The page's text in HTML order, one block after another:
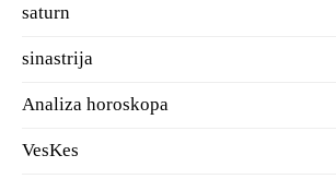
saturn
sinastrija
Analiza horoskopa
VesKes